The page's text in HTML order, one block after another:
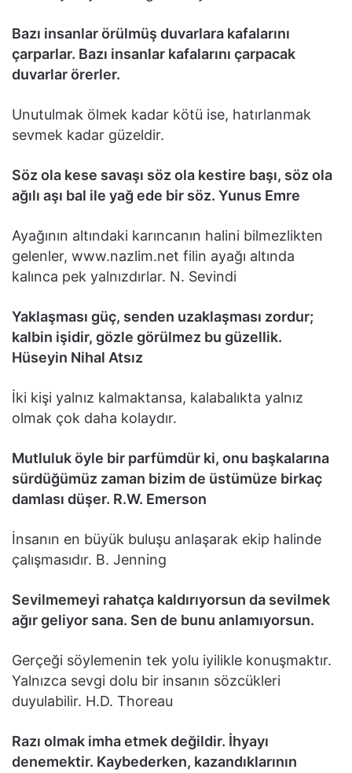
Bazı insanlar örülmüş duvarlara kafalarını
çarparlar. Bazı insanlar kafalarını çarpacak
duvarlar örerler.
Unutulmak ölmek kadar kötü ise, hatırlanmak
sevmek kadar güzeldir.
Söz ola kese savaşı söz ola kestire başı, söz ola
ağılı aşı bal ile yağ ede bir söz. Yunus Emre
Ayağının altındaki karıncanın halini bilmezlikten
gelenler, www.nazlim.net filin ayağı altında
kalınca pek yalnızdırlar. N. Sevindi
Yaklaşması güç, senden uzaklaşması zordur;
kalbin işidir, gözle görülmez bu güzellik.
Hüseyin Nihal Atsız
İki kişi yalnız kalmaktansa, kalabalıkta yalnız
olmak çok daha kolaydır.
Mutluluk öyle bir parfümdür ki, onu başkalarına
sürdüğümüz zaman bizim de üstümüze birkaç
damlası düşer. R.W. Emerson
İnsanın en büyük buluşu anlaşarak ekip halinde
çalışmasıdır. B. Jenning
Sevilmemeyi rahatça kaldırıyorsun da sevilmek
ağır geliyor sana. Sen de bunu anlamıyorsun.
Gerçeği söylemenin tek yolu iyilikle konuşmaktır.
Yalnızca sevgi dolu bir insanın sözcükleri
duyulabilir. H.D. Thoreau
Razı olmak imha etmek değildir. İhyayı
denemektir. Kaybederken, kazandıklarının